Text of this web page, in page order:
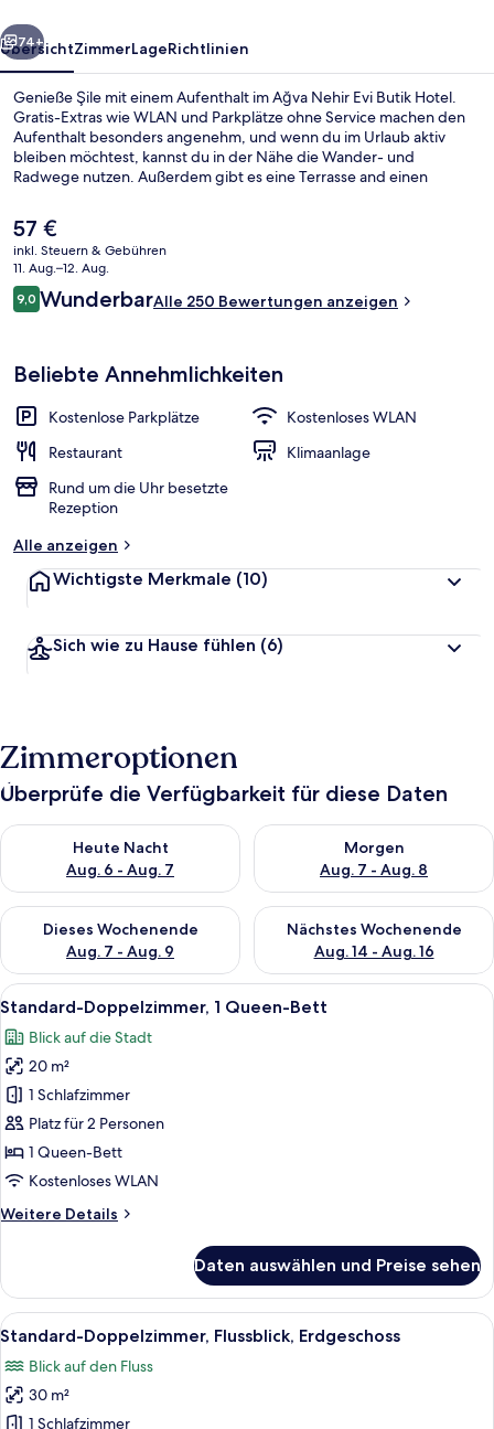
Weiter
74+
ÜbersichtZimmerLageRichtlinien
Genieße Şile mit einem Aufenthalt im Ağva Nehir Evi Butik Hotel.
Gratis-Extras wie WLAN und Parkplätze ohne Service machen den
Aufenthalt besonders angenehm, und wenn du im Urlaub aktiv
bleiben möchtest, kannst du in der Nähe die Wander- und
Radwege nutzen. Außerdem gibt es eine Terrasse and einen
Der
aktuelle
Preis
beträgt
57 €.
57 €
inkl. Steuern & Gebühren
11. Aug.–12. Aug.
Bewertungen
9,09,0 von 10.
WunderbarAlle 250 Bewertungen anzeigen
Beliebte Annehmlichkeiten
Kostenlose Parkplätze
Kostenloses WLAN
Restaurant
Klimaanlage
Rund um die Uhr besetzte
Rezeption
Alle anzeigen
Wichtigste Merkmale (10)
Sich wie zu Hause fühlen (6)
Zimmeroptionen
Überprüfe die Verfügbarkeit für diese Daten
Heute Nacht
Aug. 6 - Aug. 7
Überprüfe die Verfügbarkeit für heute Nacht, Aug. 6 - Aug. 7.
Morgen
Aug. 7 - Aug. 8
Überprüfe die Verfügbarkeit
Dieses Wochenende
Aug. 7 - Aug. 9
Überprüfe die Verfügbarkeit für dieses Wochenende, Aug. 7
Nächstes Wochenende
Aug. 14 - Aug. 16
Überprüfe die Verfügbarkeit
Alle
Fotos
für
Standard-
Doppelzimmer,
1
Queen-
Bett
Ein Schlafzimmer mit Bett,
6
Standard-Doppelzimmer, 1 Queen-Bett
Blick auf die Stadt
20 m²
1 Schlafzimmer
Platz für 2 Personen
1 Queen-Bett
Kostenloses WLAN
Weitere Details
Weitere
Doppelzimmer,
Queen-
Daten auswählen und Preise sehen
Alle
Fotos
für
Standard-
Ein ordentlich bezogenes Bett mit
4
Standard-Doppelzimmer, Flussblick, Erdgeschoss
Blick auf den Fluss
30 m²
1 Schlafzimmer